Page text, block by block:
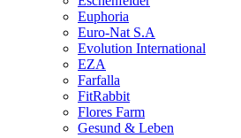
Euphoria
Euro-Nat S.A
Evolution International
EZA
Farfalla
FitRabbit
Flores Farm
Gesund & Leben